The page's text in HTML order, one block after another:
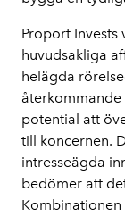
Proport Invests
huvudsakliga
helägda
potential att
till koncernen.
intresseägda
bedömer att
Kombinationen